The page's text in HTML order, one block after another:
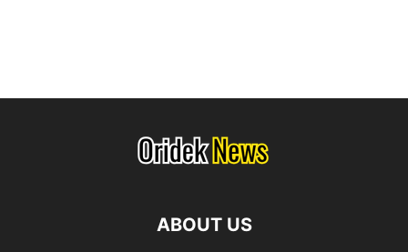
ABOUT US